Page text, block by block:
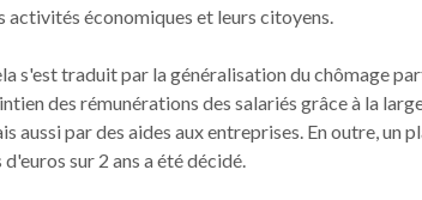
activités économiques et leurs citoyens.
s'est traduit par la généralisation du chômage
des rémunérations des salariés grâce à la
aussi par des aides aux entreprises. En outre, un
sur 2 ans a été décidé.